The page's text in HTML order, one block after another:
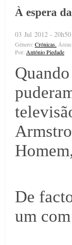
À espera
03 Jul 2012 -
Género: Crónicas. Áreas:
Por: António Piedade
De
um